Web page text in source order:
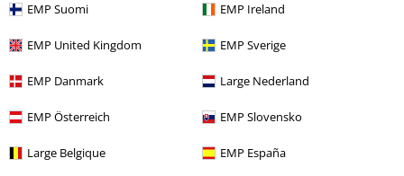
EMP Suomi EMP Ireland
EMP United Kingdom EMP Sverige
EMP Danmark Large Nederland
EMP Österreich EMP Slovensko
Large Belgique EMP España
Pubblicato in data: sabato, 22 giugno 2024 23:25:44